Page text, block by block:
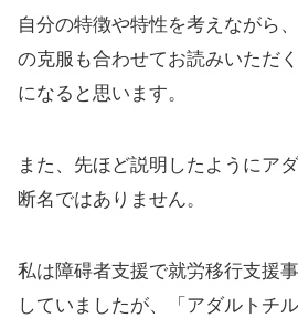
自分の特徴や特性を考えながら
の克服も合わせてお読みいただ
になると思います。
また、先ほど説明したようにア
断名ではありません。
私は障碍者支援で就労移行支援
していましたが、「アダルトチ